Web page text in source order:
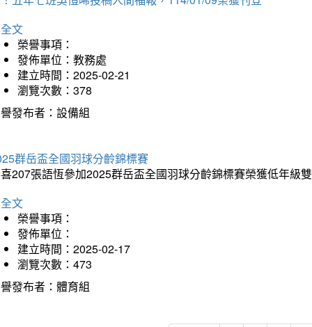
文
榮譽事項：
發佈單位：教務處
建立時間：2025-02-21
瀏覽次數：378
發布者：設備組
群岳盃全國羽球分齡錦標賽
207張語恆參加2025群岳盃全國羽球分齡錦標賽榮獲低年級
文
榮譽事項：
發佈單位：
建立時間：2025-02-17
瀏覽次數：473
發布者：體育組